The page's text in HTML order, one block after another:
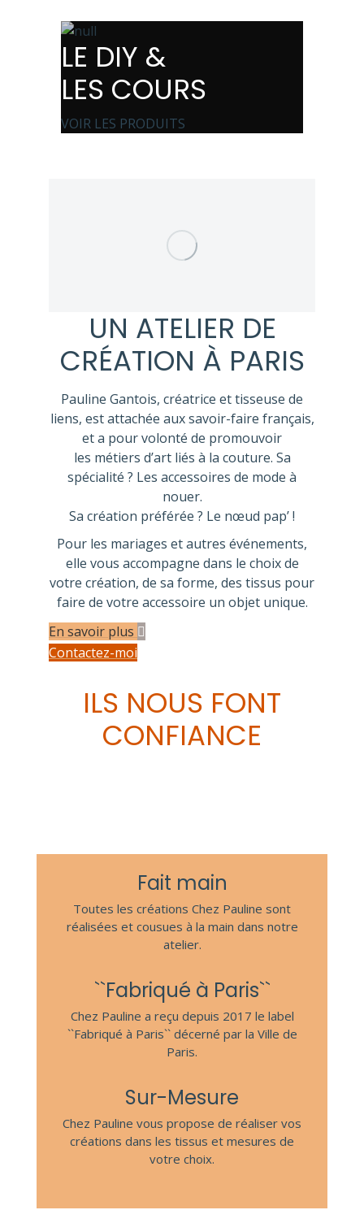
LE DIY &
LES COURS
VOIR LES PRODUITS
UN ATELIER DE
CRÉATION À PARIS
Pauline Gantois, créatrice et tisseuse de
liens, est attachée aux savoir-faire français,
et a pour volonté de promouvoir
les métiers d’art liés à la couture. Sa
spécialité ? Les accessoires de mode à
nouer.
Sa création préférée ? Le nœud pap’ !
Pour les mariages et autres événements,
elle vous accompagne dans le choix de
votre création, de sa forme, des tissus pour
faire de votre accessoire un objet unique.
En savoir plus
Contactez-moi
ILS NOUS FONT
CONFIANCE
Fait main
Toutes les créations Chez Pauline sont
réalisées et cousues à la main dans notre
atelier.
``Fabriqué à Paris``
Chez Pauline a reçu depuis 2017 le label
``Fabriqué à Paris`` décerné par la Ville de
Paris.
Sur-Mesure
Chez Pauline vous propose de réaliser vos
créations dans les tissus et mesures de
votre choix.